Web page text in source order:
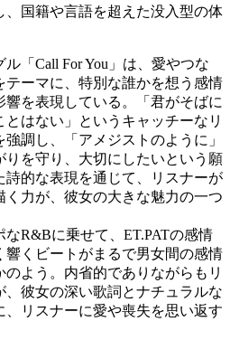
、国籍や言語を超えた没入型の体
「Call For You」は、愛やつな
テーマに、特別な誰かを想う感情
響を表現している。「君がそばに
はない」というキャッチーなリ
調し、「アメジストのように」
りを守り、大切にしたいという願
詩的な表現を通じて、リスナーが
力が、彼女の大きな魅力の一つ
なR&Bに乗せて、ET.PATの感情
響くビートがまるで男女間の感情
よう。内省的でありながらもリ
彼女の深い歌詞とナチュラルな
リスナーに愛や喪失を思い返す